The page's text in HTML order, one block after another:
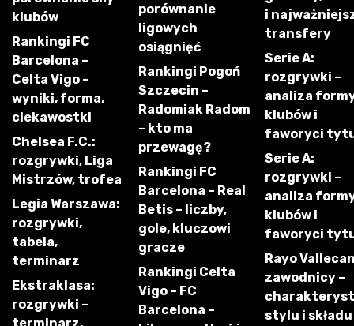
klubów
Rankingi FC
Barcelona –
Celta Vigo –
wyniki, forma,
ciekawostki
Chelsea F.C.:
rozgrywki, Liga
Mistrzów, trofea
Legia Warszawa:
rozgrywki,
tabela,
terminarz
Ekstraklasa:
rozgrywki –
terminarz,
porównanie
ligowych
osiągnięć
Rankingi Pogoń
Szczecin –
Radomiak Radom
– kto ma
przewagę?
Rankingi FC
Barcelona – Real
Betis – liczby,
gole, kluczowi
gracze
Rankingi Celta
Vigo – FC
Barcelona –
i
transfery
Serie A:
rozgrywki –
analiza
klubów i
faworyci
Serie A:
rozgrywki –
analiza
klubów i
faworyci
Rayo
zawodnicy –
stylu i składu